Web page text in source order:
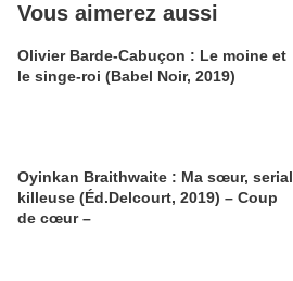
Vous aimerez aussi
Olivier Barde-Cabuçon : Le moine et
le singe-roi (Babel Noir, 2019)
Oyinkan Braithwaite : Ma sœur, serial
killeuse (Éd.Delcourt, 2019) – Coup
de cœur –